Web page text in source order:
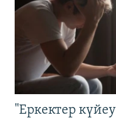
"Еркектер